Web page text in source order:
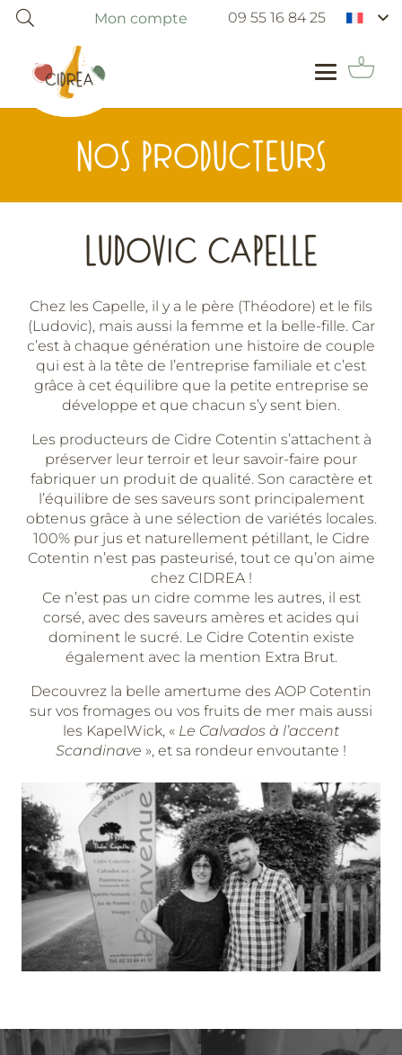
Mon compte 09 55 16 84 25
NOS PRODUCTEURS
LUDOVIC CAPELLE
Chez les Capelle, il y a le père (Théodore) et le fils
(Ludovic), mais aussi la femme et la belle-fille. Car
c’est à chaque génération une histoire de couple
qui est à la tête de l’entreprise familiale et c’est
grâce à cet équilibre que la petite entreprise se
développe et que chacun s’y sent bien.
Les producteurs de Cidre Cotentin s’attachent à
préserver leur terroir et leur savoir-faire pour
fabriquer un produit de qualité. Son caractère et
l’équilibre de ses saveurs sont principalement
obtenus grâce à une sélection de variétés locales.
100% pur jus et naturellement pétillant, le Cidre
Cotentin n’est pas pasteurisé, tout ce qu’on aime
chez CIDREA !
Ce n’est pas un cidre comme les autres, il est
corsé, avec des saveurs amères et acides qui
dominent le sucré. Le Cidre Cotentin existe
également avec la mention Extra Brut.
Decouvrez la belle amertume des AOP Cotentin
sur vos fromages ou vos fruits de mer mais aussi
les KapelWick, « Le Calvados à l’accent
Scandinave », et sa rondeur envoutante !